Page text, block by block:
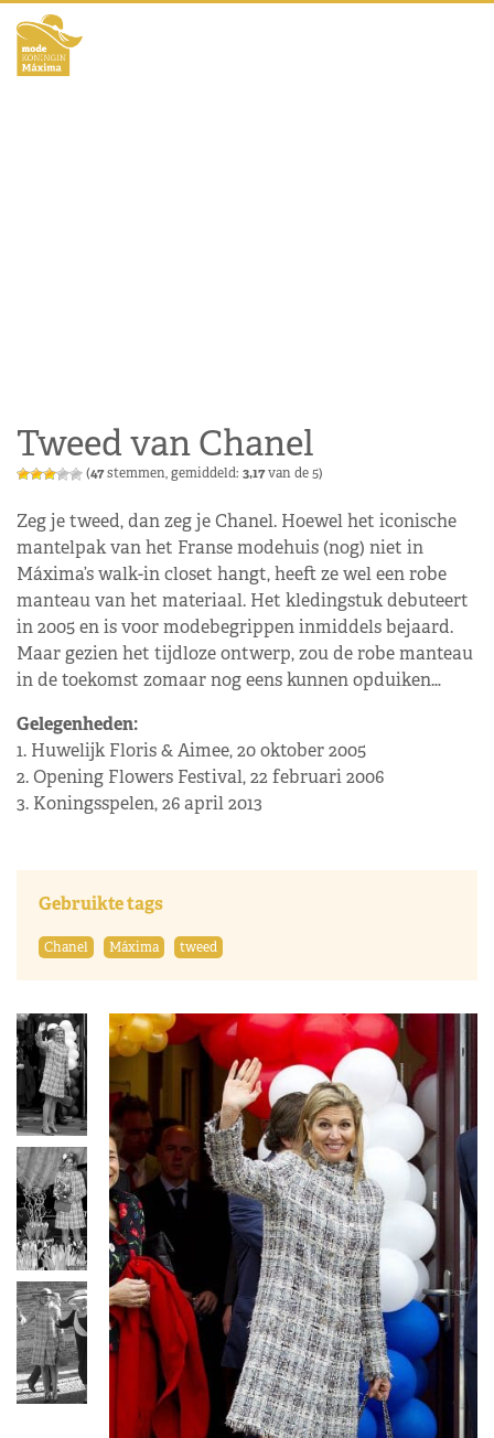
Tweed van Chanel
(47stemmen, gemiddeld: 3,17van de 5)
Zeg je tweed, dan zeg je Chanel. Hoewel het iconische
mantelpak van het Franse modehuis (nog) niet in
Máxima’s walk-in closet hangt, heeft ze wel een robe
manteau van het materiaal. Het kledingstuk debuteert
in 2005 en is voor modebegrippen inmiddels bejaard.
Maar gezien het tijdloze ontwerp, zou de robe manteau
in de toekomst zomaar nog eens kunnen opduiken…
Gelegenheden:
1. Huwelijk Floris & Aimee, 20 oktober 2005
2. Opening Flowers Festival, 22 februari 2006
3. Koningsspelen, 26 april 2013
Gebruikte tags
Chanel Máxima tweed